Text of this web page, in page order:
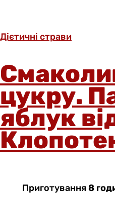
Дієтичні страви
цукру.
яблук
Приготування8